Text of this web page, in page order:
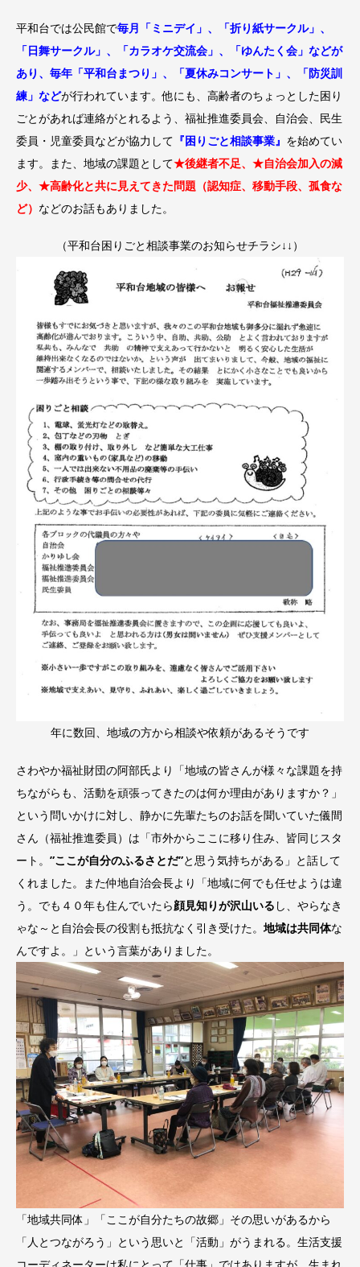
平和台では公民館で毎月「ミニデイ」、「折り紙サークル」、
「日舞サークル」、「カラオケ交流会」、「ゆんたく会」などが
あり、毎年「平和台まつり」、「夏休みコンサート」、「防災訓
練」などが行われています。他にも、高齢者のちょっとした困り
ごとがあれば連絡がとれるよう、福祉推進委員会、自治会、民生
委員・児童委員などが協力して 『困りごと相談事業』 を始めてい
ます。また、 地域の課題として★後継者不足、★自治会加入の減
少、★高齢化と共に見えてきた問題（認知症、移動手段、孤食な
ど） などのお話もありました。
（平和台困りごと相談事業のお知らせチラシ↓↓）
年に数回、地域の方から相談や依頼があるそうです
さわやか福祉財団の阿部氏より「地域の皆さんが様々な課題を持
ちながらも、活動を頑張ってきたのは何か理由がありますか？」
という問いかけに対し、静かに先輩たちのお話を聞いていた儀間
さん（福祉推進委員）は「市外からここに移り住み、皆同じスタ
ート。 ”ここが自分のふるさとだ”と思う気持ちがある」と話して
くれました。また仲地自治会長より「地域に何でも任せようは違
う。でも４０年も住んでいたら顔見知りが沢山いる し、やらなき
ゃな～と自治会長の役割も抵抗なく引き受けた。 地域は共同体な
んですよ。」という言葉がありました。
「地域共同体」「ここが自分たちの故郷」その思いがあるから
「人とつながろう」という思いと「活動」がうまれる。生活支援